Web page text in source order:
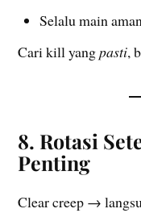
Selalu main
Cari kill yangpasti,
8. Rotasi
Penting
Clear creep →